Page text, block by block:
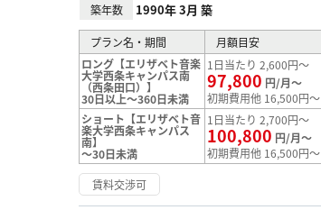
築年数 1990年 3月 築
プラン名・期間
月額目安
ロング【エリザベト音楽
大学西条キャンパス南
（西条田口）】
30日以上～360日未満
1日当たり 2,600円～
97,800 円/月～
初期費用他 16,500円～
ショート【エリザベト音
楽大学西条キャンパス
南】
～30日未満
1日当たり 2,700円～
100,800 円/月～
初期費用他 16,500円～
賃料交渉可